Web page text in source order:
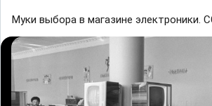
Mуки выбopa в магaзине электроники.